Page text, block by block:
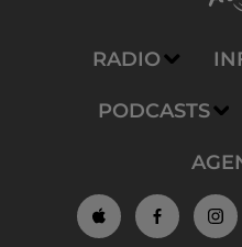
RADIO
PODCASTS